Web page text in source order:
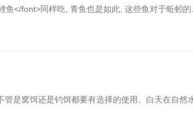
鱼</font>同样吃, 青鱼也是如此, 这些鱼对于蚯蚓的
是窝饵还是钓饵都要有选择的使用。白天在自然